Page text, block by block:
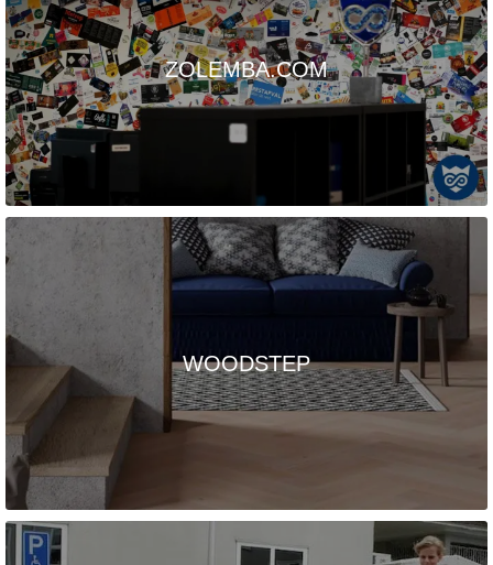
ZOLEMBA.COM
WOODSTEP